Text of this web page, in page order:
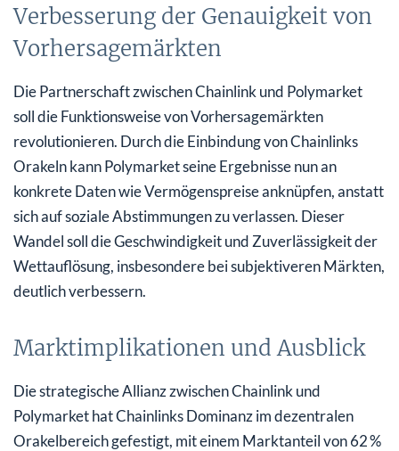
Verbesserung der Genauigkeit von
Vorhersagemärkten
Die Partnerschaft zwischen Chainlink und Polymarket
soll die Funktionsweise von Vorhersagemärkten
revolutionieren. Durch die Einbindung von Chainlinks
Orakeln kann Polymarket seine Ergebnisse nun an
konkrete Daten wie Vermögenspreise anknüpfen, anstatt
sich auf soziale Abstimmungen zu verlassen. Dieser
Wandel soll die Geschwindigkeit und Zuverlässigkeit der
Wettauflösung, insbesondere bei subjektiveren Märkten,
deutlich verbessern.
Marktimplikationen und Ausblick
Die strategische Allianz zwischen Chainlink und
Polymarket hat Chainlinks Dominanz im dezentralen
Orakelbereich gefestigt, mit einem Marktanteil von 62 %